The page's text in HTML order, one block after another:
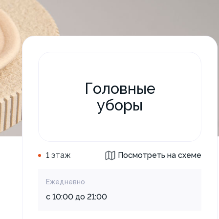
Головные
уборы
1 этаж Посмотреть на схеме
Ежедневно
с 10:00 до 21:00